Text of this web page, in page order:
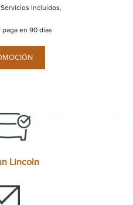
Incluidos,
paga en 90 días
Lincoln